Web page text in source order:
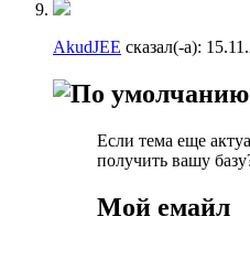
AkudJEE сказал(-а):
Если тема еще
получить вашу
Мой емайл